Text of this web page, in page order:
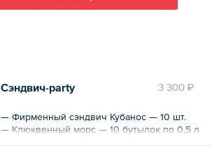
3 300 ₽
Сэндвич-party
— Фирменный сэндвич Кубанос — 10 шт.
— Клюквенный морс — 10 бутылок по 0,5 л